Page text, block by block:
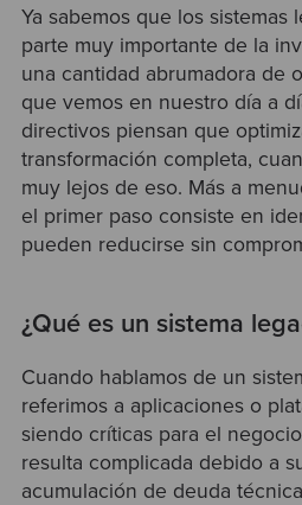
Ya sabemos que los sistemas
parte muy importante de la
una cantidad abrumadora de
que vemos en nuestro día a
directivos piensan que
transformación completa,
muy lejos de eso. Más a
el primer paso consiste en
pueden reducirse sin
¿Qué es un sistema
Cuando hablamos de un
referimos a aplicaciones o
siendo críticas para el
resulta complicada debido a
acumulación de deuda